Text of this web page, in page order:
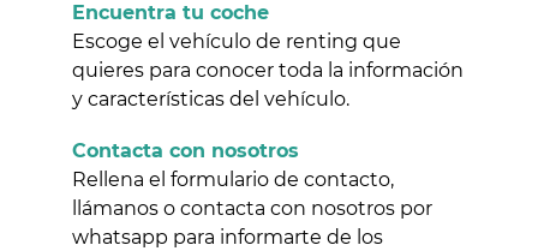
Encuentra tu coche
Escoge el vehículo de renting que
quieres para conocer toda la información
y características del vehículo.
Contacta con nosotros
Rellena el formulario de contacto,
llámanos o contacta con nosotros por
whatsapp para informarte de los